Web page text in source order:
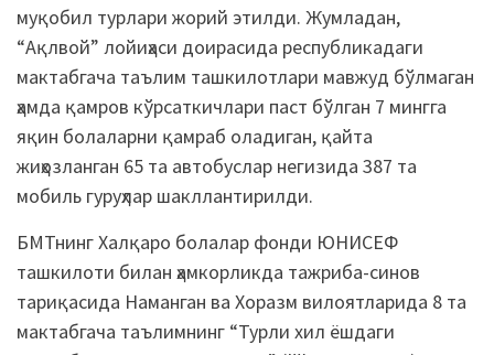
муқобил турлари жорий этилди. Жумладан,
“Ақлвой” лойиҳаси доирасида республикадаги
мактабгача таълим ташкилотлари мавжуд бўлмаган
ҳамда қамров кўрсаткичлари паст бўлган 7 мингга
яқин болаларни қамраб оладиган, қайта
жиҳозланган 65 та автобуслар негизида 387 та
мобиль гуруҳлар шакллантирилди.
БМТнинг Халқаро болалар фонди ЮНИСЕФ
ташкилоти билан ҳамкорликда тажриба-синов
тариқасида Наманган ва Хоразм вилоятларида 8 та
мактабгача таълимнинг “Турли хил ёшдаги